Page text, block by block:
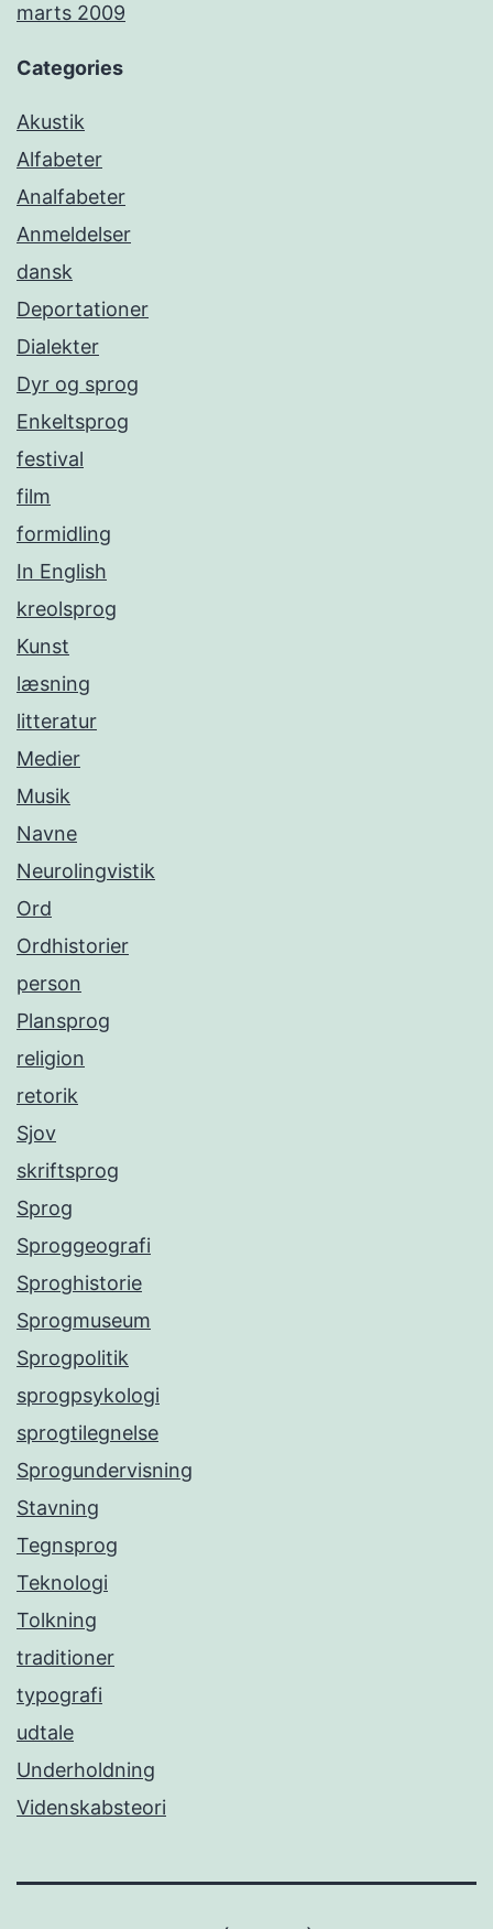
marts 2009
Categories
Akustik
Alfabeter
Analfabeter
Anmeldelser
dansk
Deportationer
Dialekter
Dyr og sprog
Enkeltsprog
festival
film
formidling
In English
kreolsprog
Kunst
læsning
litteratur
Medier
Musik
Navne
Neurolingvistik
Ord
Ordhistorier
person
Plansprog
religion
retorik
Sjov
skriftsprog
Sprog
Sproggeografi
Sproghistorie
Sprogmuseum
Sprogpolitik
sprogpsykologi
sprogtilegnelse
Sprogundervisning
Stavning
Tegnsprog
Teknologi
Tolkning
traditioner
typografi
udtale
Underholdning
Videnskabsteori